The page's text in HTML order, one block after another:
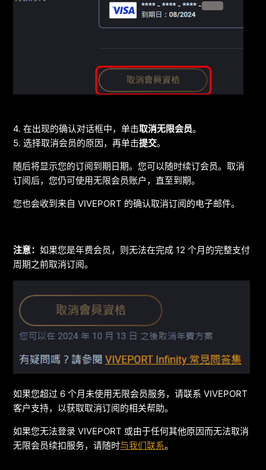
4. 在出现的确认对话框中，单击取消无限会员。
5. 选择取消会员的原因，再单击提交。
随后将显示您的订阅到期日期。您可以随时续订会员。取消
订阅后，您仍可使用无限会员账户，直至到期。
您也会收到来自 VIVEPORT 的确认取消订阅的电子邮件。
注意：如果您是年费会员，则无法在完成 12 个月的完整支付
周期之前取消订阅。
如果您超过 6 个月未使用无限会员服务，请联系 VIVEPORT
客户支持，以获取取消订阅的相关帮助。
如果您无法登录 VIVEPORT 或由于任何其他原因而无法取消
无限会员续扣服务，请随时与我们联系。